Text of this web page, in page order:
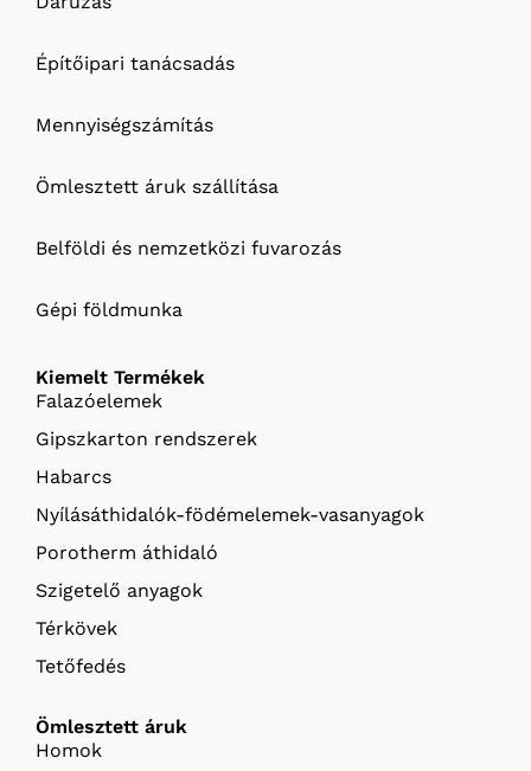
Építőipari tanácsadás
Mennyiségszámítás
Ömlesztett áruk szállítása
Belföldi és nemzetközi fuvarozás
Gépi földmunka
Kiemelt Termékek
Falazóelemek
Gipszkarton rendszerek
Habarcs
Nyílásáthidalók-födémelemek-vasanyagok
Porotherm áthidaló
Szigetelő anyagok
Térkövek
Tetőfedés
Ömlesztett áruk
Homok